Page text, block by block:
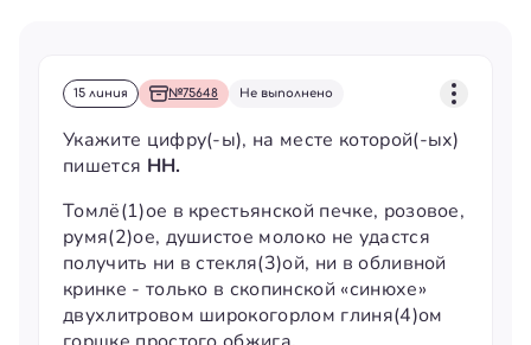
15 линия №75648 Не выполнено
Укажите цифру(-ы), на месте которой(-ых)
пишется НН.
Томлё(1)ое в крестьянской печке, розовое,
румя(2)ое, душистое молоко не удастся
получить ни в стекля(3)ой, ни в обливной
кринке - только в скопинской «синюхе»
двухлитровом широкогорлом глиня(4)ом